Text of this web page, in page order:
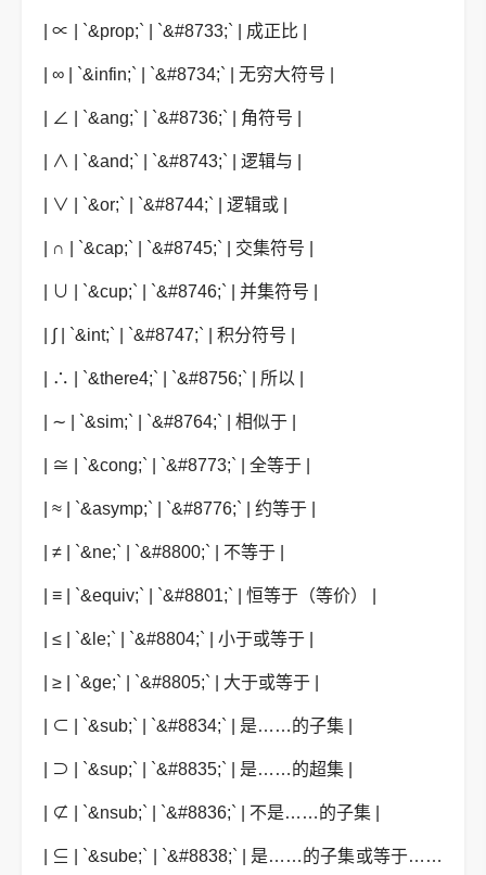
| ∝ | `&prop;` | `&#8733;` | 成正比 |
| ∞ | `&infin;` | `&#8734;` | 无穷大符号 |
| ∠ | `&ang;` | `&#8736;` | 角符号 |
| ∧ | `&and;` | `&#8743;` | 逻辑与 |
| ∨ | `&or;` | `&#8744;` | 逻辑或 |
| ∩ | `&cap;` | `&#8745;` | 交集符号 |
| ∪ | `&cup;` | `&#8746;` | 并集符号 |
| ∫ | `&int;` | `&#8747;` | 积分符号 |
| ∴ | `&there4;` | `&#8756;` | 所以 |
| ∼ | `&sim;` | `&#8764;` | 相似于 |
| ≅ | `&cong;` | `&#8773;` | 全等于 |
| ≈ | `&asymp;` | `&#8776;` | 约等于 |
| ≠ | `&ne;` | `&#8800;` | 不等于 |
| ≡ | `&equiv;` | `&#8801;` | 恒等于（等价） |
| ≤ | `&le;` | `&#8804;` | 小于或等于 |
| ≥ | `&ge;` | `&#8805;` | 大于或等于 |
| ⊂ | `&sub;` | `&#8834;` | 是……的子集 |
| ⊃ | `&sup;` | `&#8835;` | 是……的超集 |
| ⊄ | `&nsub;` | `&#8836;` | 不是……的子集 |
| ⊆ | `&sube;` | `&#8838;` | 是……的子集或等于……